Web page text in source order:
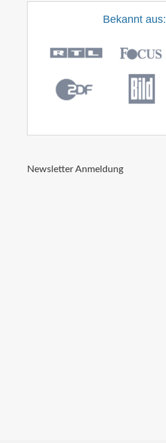
Bekannt aus:
Newsletter Anmeldung